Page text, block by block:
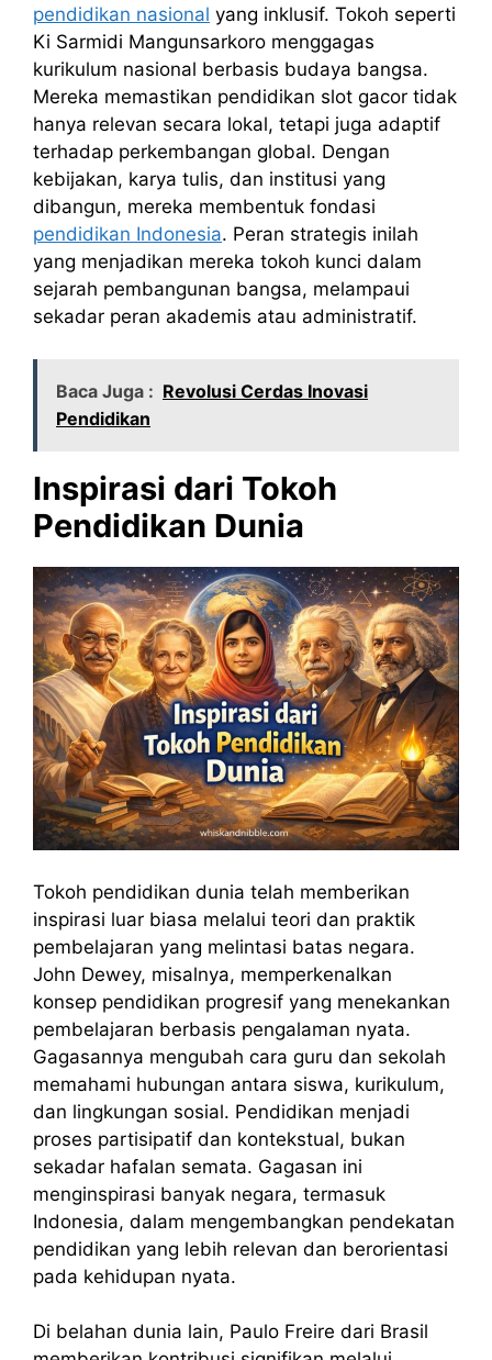
pendidikan nasional yang inklusif. Tokoh seperti
Ki Sarmidi Mangunsarkoro menggagas
kurikulum nasional berbasis budaya bangsa.
Mereka memastikan pendidikan slot gacor tidak
hanya relevan secara lokal, tetapi juga adaptif
terhadap perkembangan global. Dengan
kebijakan, karya tulis, dan institusi yang
dibangun, mereka membentuk fondasi
pendidikan Indonesia. Peran strategis inilah
yang menjadikan mereka tokoh kunci dalam
sejarah pembangunan bangsa, melampaui
sekadar peran akademis atau administratif.
Baca Juga : Revolusi Cerdas Inovasi
Pendidikan
Inspirasi dari Tokoh
Pendidikan Dunia
Tokoh pendidikan dunia telah memberikan
inspirasi luar biasa melalui teori dan praktik
pembelajaran yang melintasi batas negara.
John Dewey, misalnya, memperkenalkan
konsep pendidikan progresif yang menekankan
pembelajaran berbasis pengalaman nyata.
Gagasannya mengubah cara guru dan sekolah
memahami hubungan antara siswa, kurikulum,
dan lingkungan sosial. Pendidikan menjadi
proses partisipatif dan kontekstual, bukan
sekadar hafalan semata. Gagasan ini
menginspirasi banyak negara, termasuk
Indonesia, dalam mengembangkan pendekatan
pendidikan yang lebih relevan dan berorientasi
pada kehidupan nyata.
Di belahan dunia lain, Paulo Freire dari Brasil